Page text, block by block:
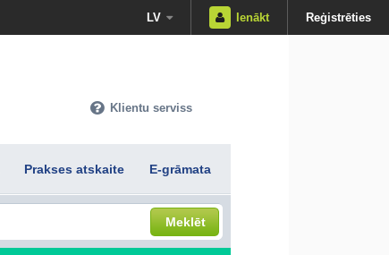
LV Ienākt Reģistrēties
Klientu serviss
Prakses atskaite E-grāmata
Meklēt